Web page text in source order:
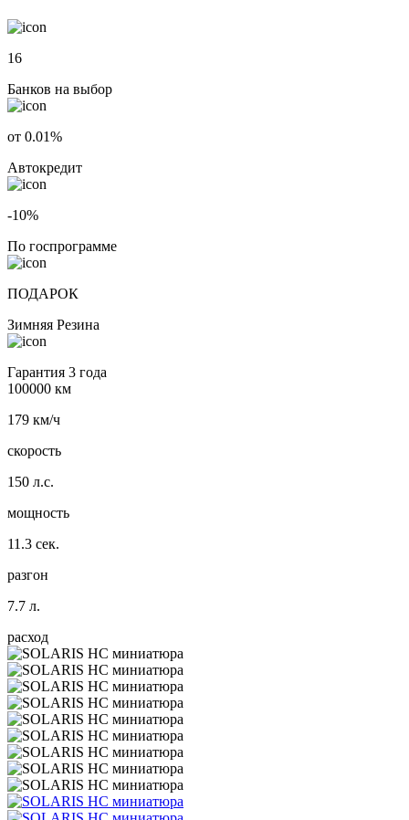
16
Банков на выбор
от 0.01%
Автокредит
-10%
По госпрограмме
ПОДАРОК
Зимняя Резина
Гарантия 3 года
100000 км
179 км/ч
скорость
150 л.с.
мощность
11.3 сек.
разгон
7.7 л.
расход